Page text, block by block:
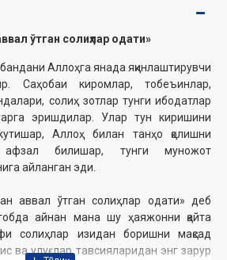
ўтган солиҳлар одати»
Аллоҳга янада яқинлаштирувчи
Саҳобаи киромлар, тобеъинлар,
солиҳ зотлар тунги ибодатлар
эришдилар. Улар тун киришини
Аллоҳ билан танҳо қолишни
билишар, тунги муножот
айланган эди.
аввал ўтган солиҳлар одати» деб
айнан мана шу ҳаяжонни қайта
солиҳлар изидан боришни мақсад
ва улуғлар тавсияларидан энг зарур